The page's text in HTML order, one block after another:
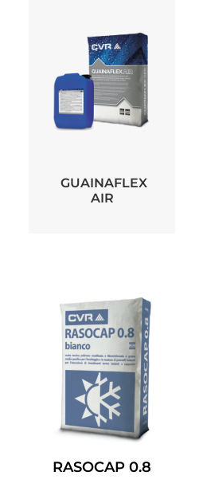
GUAINAFLEX
AIR
RASOCAP 0.8